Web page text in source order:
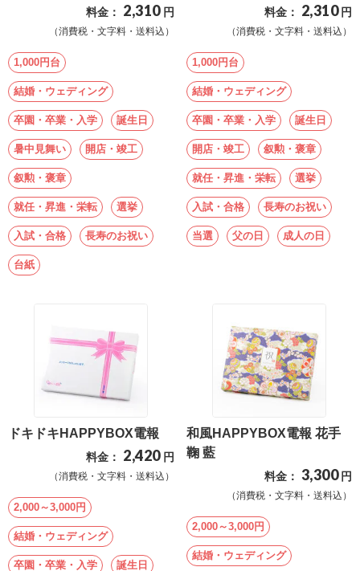
料金： 2,310 円
（消費税・文字料・送料込）
1,000円台
結婚・ウェディング
卒園・卒業・入学 誕生日
暑中見舞い 開店・竣工
叙勲・褒章
就任・昇進・栄転 選挙
入試・合格 長寿のお祝い
台紙
料金： 2,310 円
（消費税・文字料・送料込）
1,000円台
結婚・ウェディング
卒園・卒業・入学 誕生日
開店・竣工 叙勲・褒章
就任・昇進・栄転 選挙
入試・合格 長寿のお祝い
当選 父の日 成人の日
ドキドキHAPPYBOX電報
料金： 2,420 円
（消費税・文字料・送料込）
2,000～3,000円
結婚・ウェディング
卒園・卒業・入学 誕生日
和風HAPPYBOX電報 花手
鞠 藍
料金： 3,300 円
（消費税・文字料・送料込）
2,000～3,000円
結婚・ウェディング